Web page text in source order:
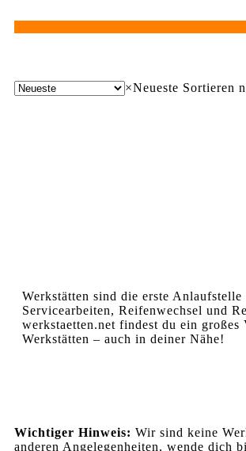
×Neueste Sortieren
Werkstätten sind die erste
Servicearbeiten, Reifenwechsel und
werkstaetten.net findest du ein großes
Werkstätten – auch in deiner Nähe!
Wichtiger Hinweis: Wir sind keine
anderen Angelegenheiten, wende dich